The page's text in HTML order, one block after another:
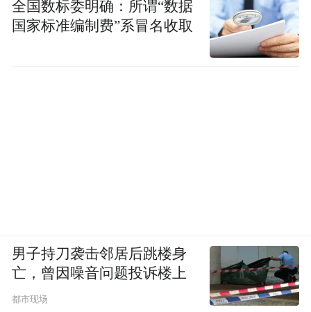
全国数标委明确：所谓“数据
国家标准编制费”系冒名收取
男子持刀袭击邻居后跳楼身
亡，曾因噪音问题投诉楼上
都市现场